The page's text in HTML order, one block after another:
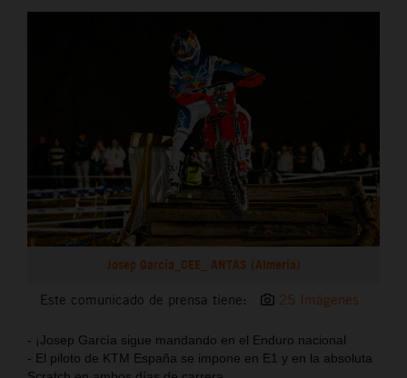
Josep García_CEE_ ANTAS (Almería)
Este comunicado de prensa tiene: 25 Imágenes
- ¡Josep García sigue mandando en el Enduro nacional
- El piloto de KTM España se impone en E1 y en la absoluta